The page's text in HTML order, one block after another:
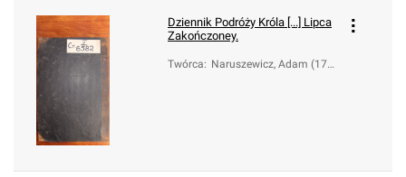
Dziennik Podróży Króla [...] Lipca
Zakończoney.
Twórca: Naruszewicz, Adam (173